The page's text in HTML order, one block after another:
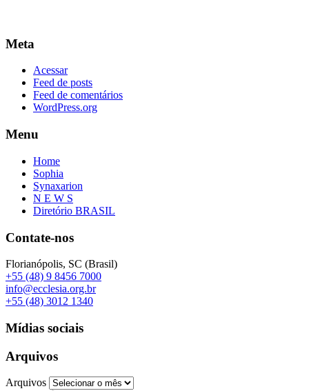
Meta
Acessar
Feed de posts
Feed de comentários
WordPress.org
Menu
Home
Sophia
Synaxarion
N E W S
Diretório BRASIL
Contate-nos
Florianópolis, SC (Brasil)
+55 (48) 9 8456 7000
info@ecclesia.org.br
+55 (48) 3012 1340
Mídias sociais
Arquivos
Arquivos